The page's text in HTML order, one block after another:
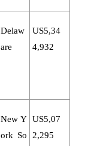
Delaw
are
US5,34
4,932
New Y
ork So
US5,07
2,295